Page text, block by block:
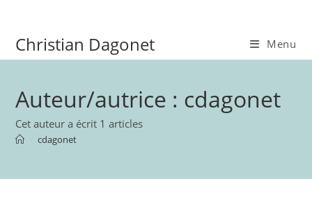
contentChristian Dagonet Menu
Auteur/autrice : cdagonet
Cet auteur a écrit 1 articles
cdagonet